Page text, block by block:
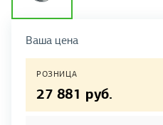
Ваша цена
РОЗНИЦА
27 881 руб.